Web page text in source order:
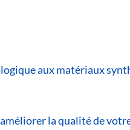
aux matériaux
la qualité de